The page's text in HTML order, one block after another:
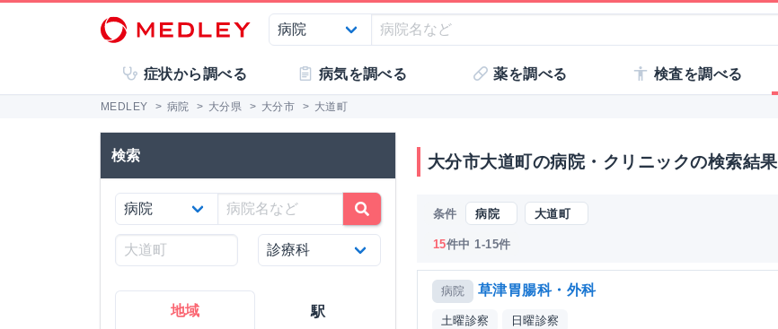
症状から調べる 病気を調べる 薬を調べる 検査を調べる
MEDLEY > 病院 > 大分県 > 大分市 > 大道町
検索
地域 駅
大分市大道町の病院・クリニックの検索結果
条件 病院 大道町
15件中 1-15件
病院 草津胃腸科・外科
土曜診察 日曜診察